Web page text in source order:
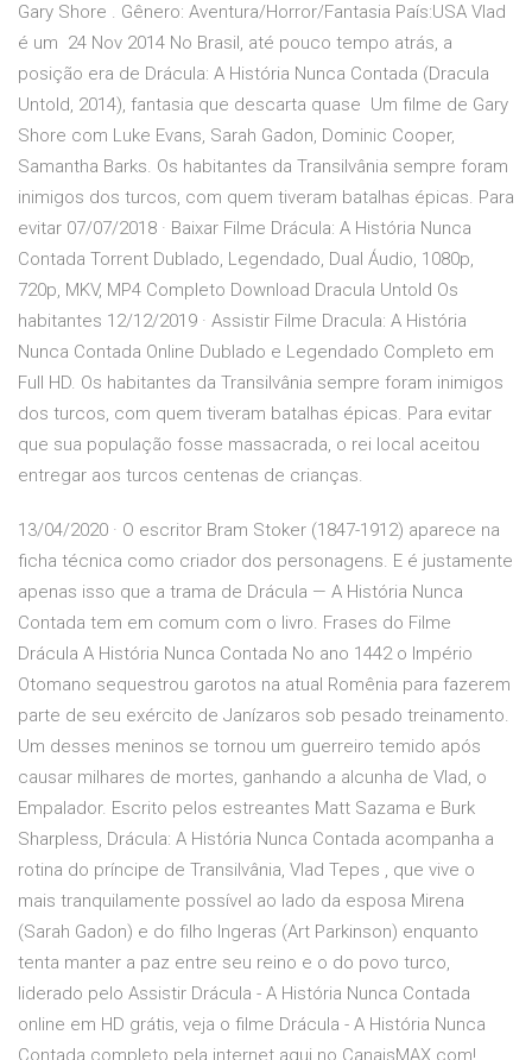
Gary Shore . Gênero: Aventura/Horror/Fantasia País:USA Vlad
é um 24 Nov 2014 No Brasil, até pouco tempo atrás, a
posição era de Drácula: A História Nunca Contada (Dracula
Untold, 2014), fantasia que descarta quase Um filme de Gary
Shore com Luke Evans, Sarah Gadon, Dominic Cooper,
Samantha Barks. Os habitantes da Transilvânia sempre foram
inimigos dos turcos, com quem tiveram batalhas épicas. Para
evitar 07/07/2018 · Baixar Filme Drácula: A História Nunca
Contada Torrent Dublado, Legendado, Dual Áudio, 1080p,
720p, MKV, MP4 Completo Download Dracula Untold Os
habitantes 12/12/2019 · Assistir Filme Dracula: A História
Nunca Contada Online Dublado e Legendado Completo em
Full HD. Os habitantes da Transilvânia sempre foram inimigos
dos turcos, com quem tiveram batalhas épicas. Para evitar
que sua população fosse massacrada, o rei local aceitou
entregar aos turcos centenas de crianças.
13/04/2020 · O escritor Bram Stoker (1847-1912) aparece na
ficha técnica como criador dos personagens. E é justamente
apenas isso que a trama de Drácula — A História Nunca
Contada tem em comum com o livro. Frases do Filme
Drácula A História Nunca Contada No ano 1442 o Império
Otomano sequestrou garotos na atual Romênia para fazerem
parte de seu exército de Janízaros sob pesado treinamento.
Um desses meninos se tornou um guerreiro temido após
causar milhares de mortes, ganhando a alcunha de Vlad, o
Empalador. Escrito pelos estreantes Matt Sazama e Burk
Sharpless, Drácula: A História Nunca Contada acompanha a
rotina do príncipe de Transilvânia, Vlad Tepes , que vive o
mais tranquilamente possível ao lado da esposa Mirena
(Sarah Gadon) e do filho Ingeras (Art Parkinson) enquanto
tenta manter a paz entre seu reino e o do povo turco,
liderado pelo Assistir Drácula - A História Nunca Contada
online em HD grátis, veja o filme Drácula - A História Nunca